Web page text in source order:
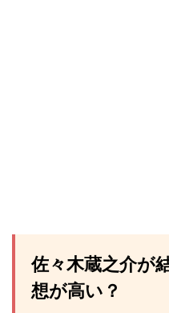
佐々木蔵之介が
想が高い？